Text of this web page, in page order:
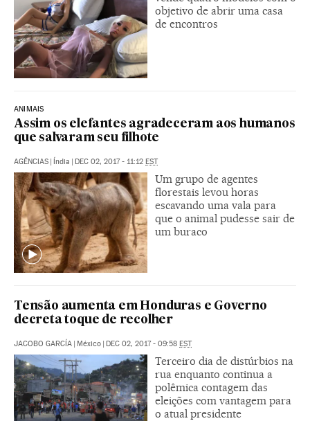
objetivo de abrir uma casa
de encontros
ANIMAIS
Assim os elefantes agradeceram aos humanos
que salvaram seu filhote
AGÊNCIAS | Índia | DEC 02, 2017 - 11:12 EST
Um grupo de agentes
florestais levou horas
escavando uma vala para
que o animal pudesse sair de
um buraco
Tensão aumenta em Honduras e Governo
decreta toque de recolher
JACOBO GARCÍA | México | DEC 02, 2017 - 09:58 EST
Terceiro dia de distúrbios na
rua enquanto continua a
polêmica contagem das
eleições com vantagem para
o atual presidente